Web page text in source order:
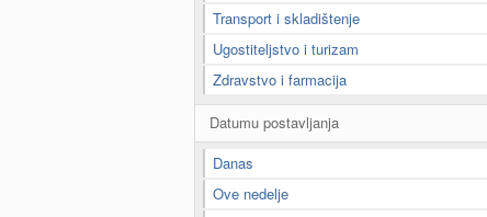
Transport i skladištenje
Ugostiteljstvo i turizam
Zdravstvo i farmacija
Datumu postavljanja
Danas
Ove nedelje